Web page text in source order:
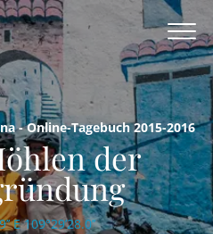
- Online-Tagebuch 2015-2016
der
E 109°29’28.0’’